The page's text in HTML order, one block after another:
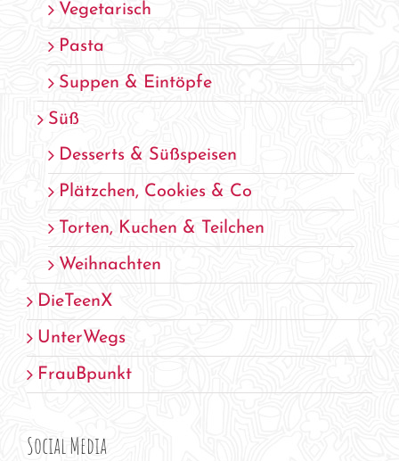
Vegetarisch
Pasta
Suppen & Eintöpfe
Süß
Desserts & Süßspeisen
Plätzchen, Cookies & Co
Torten, Kuchen & Teilchen
Weihnachten
DieTeenX
UnterWegs
FrauBpunkt
Social Media